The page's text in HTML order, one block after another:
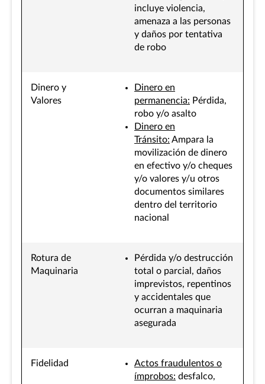
incluye violencia,
amenaza a las personas
y daños por tentativa
de robo
Dinero y
Valores
Dinero en
permanencia: Pérdida,
robo y/o asalto
Dinero en
Tránsito: Ampara la
movilización de dinero
en efectivo y/o cheques
y/o valores y/u otros
documentos similares
dentro del territorio
nacional
Rotura de
Maquinaria
Pérdida y/o destrucción
total o parcial, daños
imprevistos, repentinos
y accidentales que
ocurran a maquinaria
asegurada
Fidelidad
Actos fraudulentos o
ímprobos: desfalco,